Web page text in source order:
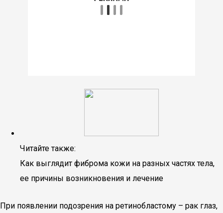
Читайте также:
Как выглядит фиброма кожи на разных частях тела,
ее причины возникновения и лечение
При появлении подозрения на ретинобластому – рак глаз,